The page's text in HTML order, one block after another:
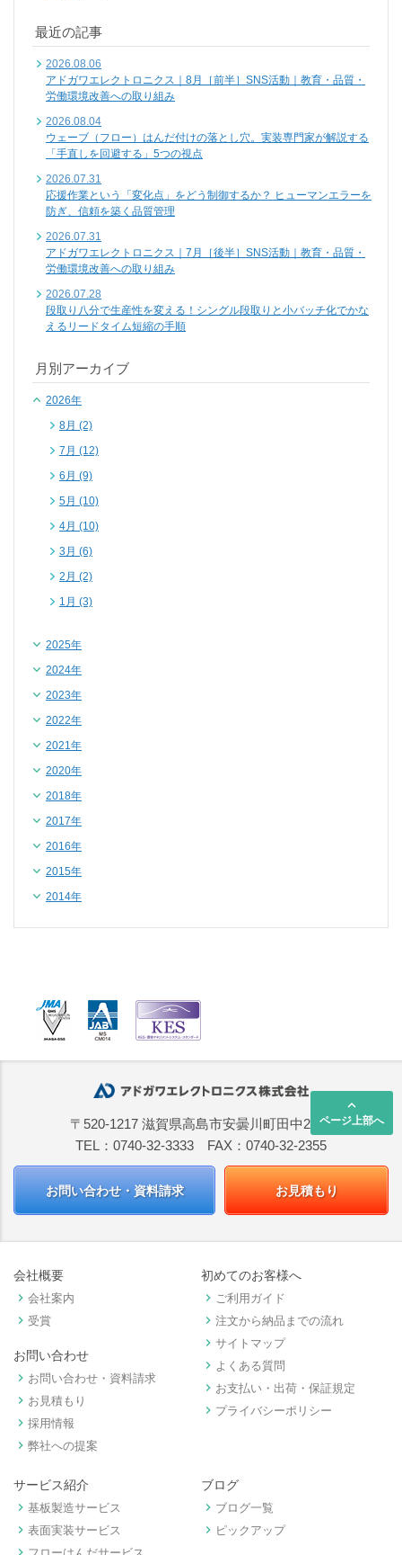
最近の記事
2026.08.06
アドガワエレクトロニクス｜8月［前半］SNS活動｜教育・品質・
労働環境改善への取り組み
2026.08.04
ウェーブ（フロー）はんだ付けの落とし穴。実装専門家が解説する
「手直しを回避する」5つの視点
2026.07.31
応援作業という「変化点」をどう制御するか？ ヒューマンエラーを
防ぎ、信頼を築く品質管理
2026.07.31
アドガワエレクトロニクス｜7月［後半］SNS活動｜教育・品質・
労働環境改善への取り組み
2026.07.28
段取り八分で生産性を変える！シングル段取りと小バッチ化でかな
えるリードタイム短縮の手順
月別アーカイブ
2026年
8月 (2)
7月 (12)
6月 (9)
5月 (10)
4月 (10)
3月 (6)
2月 (2)
1月 (3)
2025年
2024年
2023年
2022年
2021年
2020年
2018年
2017年
2016年
2015年
2014年
keyboard_arrow_up
ページ上部へ
〒520-1217 滋賀県高島市安曇川町田中2668
TEL：0740-32-3333 FAX：0740-32-2355
お問い合わせ・資料請求 お見積もり
会社概要
keyboard_arrow_right 会社案内
keyboard_arrow_right 受賞
お問い合わせ
keyboard_arrow_right お問い合わせ・資料請求
keyboard_arrow_right お見積もり
keyboard_arrow_right 採用情報
keyboard_arrow_right 弊社への提案
初めてのお客様へ
keyboard_arrow_right ご利用ガイド
keyboard_arrow_right 注文から納品までの流れ
keyboard_arrow_right サイトマップ
keyboard_arrow_right よくある質問
keyboard_arrow_right お支払い・出荷・保証規定
keyboard_arrow_right プライバシーポリシー
サービス紹介
keyboard_arrow_right 基板製造サービス
keyboard_arrow_right 表面実装サービス
ブログ
keyboard_arrow_right ブログ一覧
keyboard_arrow_right ピックアップ